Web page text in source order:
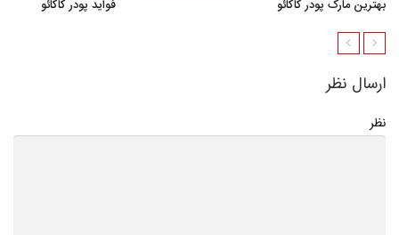
بهترین مارک پودر کاکائو فواید پودر کاکائو
ارسال نظر
نظر